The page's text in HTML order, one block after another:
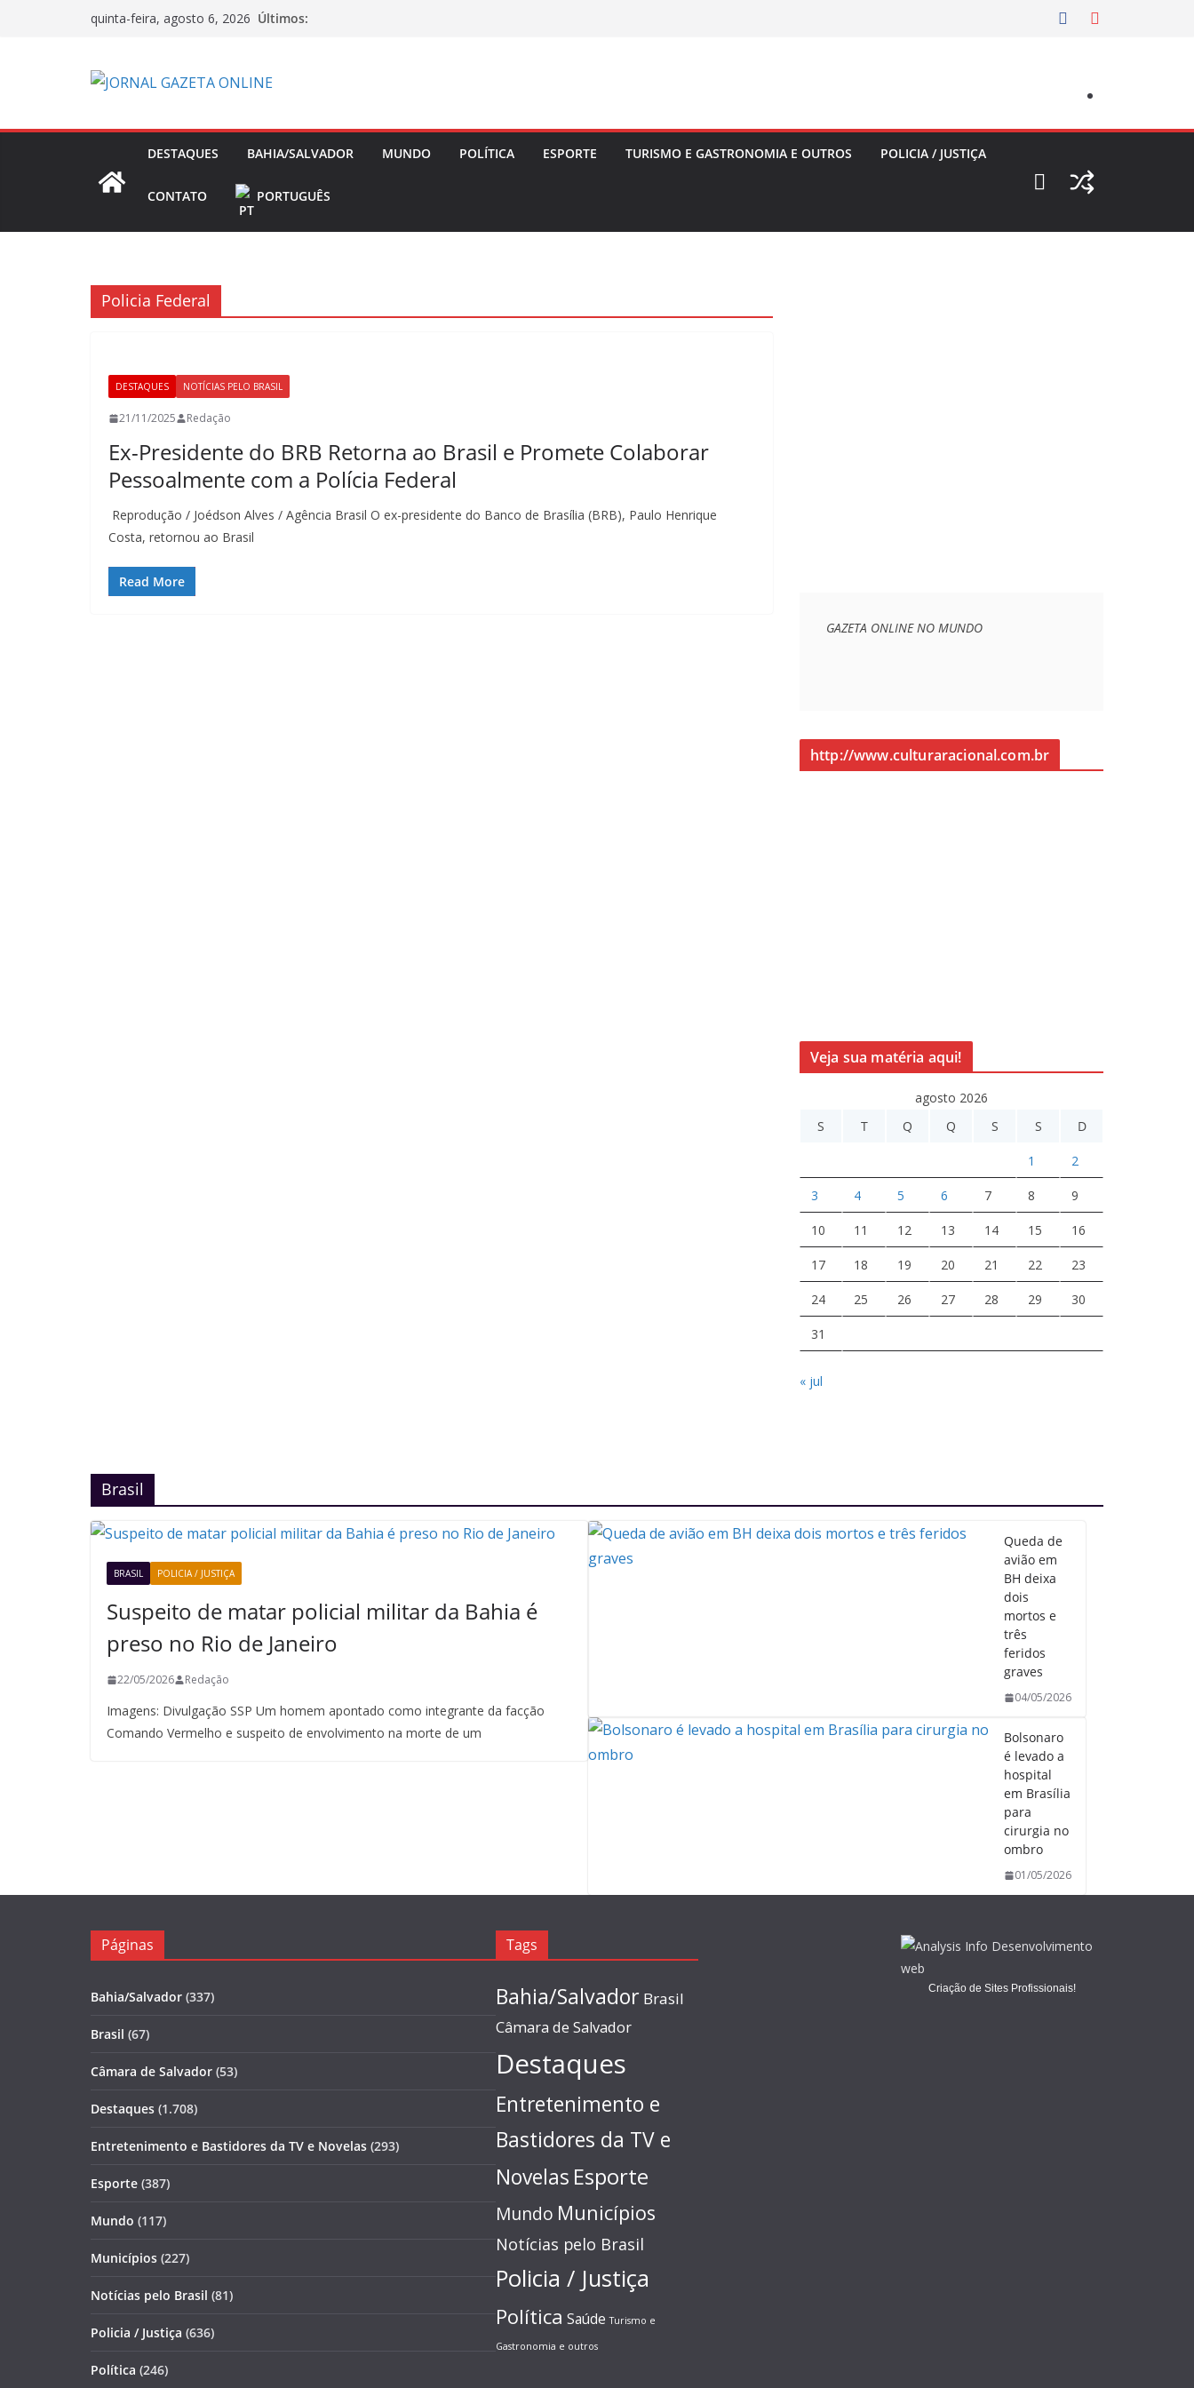
quinta-feira, agosto 6, 2026 Últimos:
DESTAQUES BAHIA/SALVADOR MUNDO POLÍTICA ESPORTE TURISMO E GASTRONOMIA E OUTROS POLICIA / JUSTIÇA
CONTATO PORTUGUÊS
Policia Federal
DESTAQUES NOTÍCIAS PELO BRASIL
21/11/2025 Redação
Ex-Presidente do BRB Retorna ao Brasil e Promete Colaborar
Pessoalmente com a Polícia Federal
Reprodução / Joédson Alves / Agência Brasil O ex-presidente do Banco de Brasília (BRB), Paulo Henrique
Costa, retornou ao Brasil
Read More
GAZETA ONLINE NO MUNDO
http://www.culturaracional.com.br
Veja sua matéria aqui!
agosto 2026
S
T Q Q S S D
1 2
3 4 5 6 7 8 9
10 11 12 13 14 15 16
17 18 19 20 21 22 23
24 25 26 27 28 29 30
31
« jul
Brasil
BRASIL POLICIA / JUSTIÇA
Suspeito de matar policial militar da Bahia é
preso no Rio de Janeiro
22/05/2026 Redação
Imagens: Divulgação SSP Um homem apontado como integrante da facção
Comando Vermelho e suspeito de envolvimento na morte de um
Queda de
avião em
BH deixa
dois
mortos e
três
feridos
graves
04/05/2026
Bolsonaro
é levado a
hospital
em Brasília
para
cirurgia no
ombro
01/05/2026
Páginas
Bahia/Salvador (337)
Brasil (67)
Câmara de Salvador (53)
Destaques (1.708)
Entretenimento e Bastidores da TV e Novelas (293)
Esporte (387)
Mundo (117)
Municípios (227)
Notícias pelo Brasil (81)
Policia / Justiça (636)
Política (246)
Tags
Bahia/Salvador Brasil
Câmara de Salvador
Destaques
Entretenimento e
Bastidores da TV e
Novelas Esporte
Mundo Municípios
Notícias pelo Brasil
Policia / Justiça
Política Saúde Turismo e
Gastronomia e outros
Criação de Sites Profissionais!